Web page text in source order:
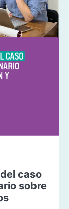
caso
sobre